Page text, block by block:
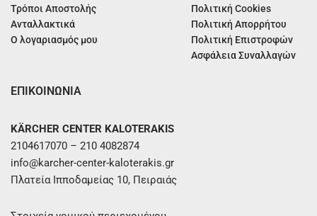
Τρόποι Αποστολής
Ανταλλακτικά
Ο λογαριασμός μου
Πολιτική Cookies
Πολιτική Απορρήτου
Πολιτική Επιστροφών
Ασφάλεια Συναλλαγών
ΕΠΙΚΟΙΝΩΝΙΑ
KÄRCHER CENTER KALOTERAKIS
2104617070 – 210 4082874
info@karcher-center-kaloterakis.gr
Πλατεία Ιπποδαμείας 10, Πειραιάς